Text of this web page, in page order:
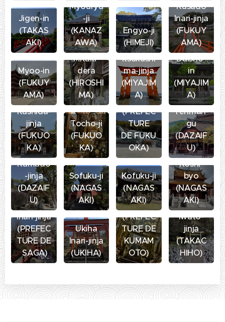
Jigen-in
(TAKAS
AKI)
Myouryu
-ji
(KANAZ
AWA)
Engyo-ji
(HIMEJI)
Kusado
Inari-jinja
(FUKUY
AMA)
Myoo-in
(FUKUY
AMA)
Mitaki-
dera
(HIROSHI
MA)
Itsukushi
ma-jinja
(MIYAJIM
A)
Daisho-
in
(MIYAJIM
A)
Kushida-
jinja
(FUKUO
KA)
Tocho-ji
(FUKUO
KA)
Nanzo-in
(PREFEC
TURE
DE FUKU
OKA)
Dazaifu
Tenman-
gu
(DAZAIF
U)
Kamado
-jinja
(DAZAIF
U)
Sofuku-ji
(NAGAS
AKI)
Kofuku-ji
(NAGAS
AKI)
Koshi-
byo
(NAGAS
AKI)
Yutoku
Inari-jinja
(PREFEC
TURE DE
SAGA)
Ukiha
Inari-jinja
(UKIHA)
Kamishik
imi
Kumanoi
masu
(PREFEC
TURE DE
KUMAM
OTO)
Amano
Iwato-
jinja
(TAKAC
HIHO)